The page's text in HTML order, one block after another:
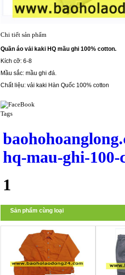
Chi tiết sản phẩm
Quần áo vải kaki HQ mầu ghi 100% cotton.
Kích cỡ: 6-8
Mầu sắc: mầu ghi đá.
Chất liệu: vải kaki Hàn Quốc 100% cotton
Tags
hq-mau-ghi-
1
Sản phẩm cùng loại